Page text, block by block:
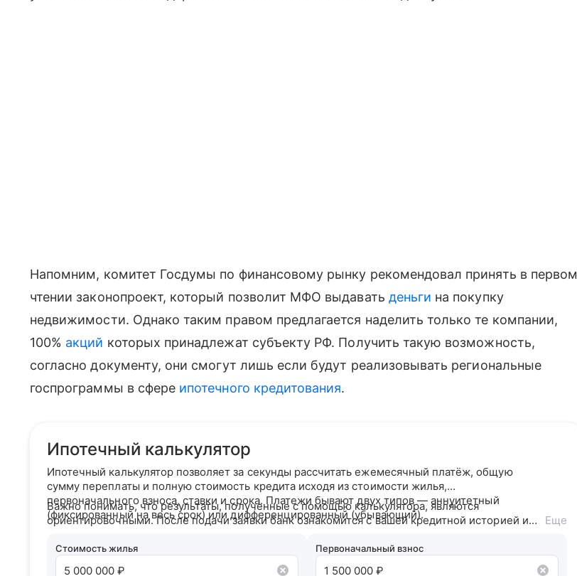
Напомним, комитет Госдумы по финансовому рынку рекомендовал принять в первом
чтении законопроект, который позволит МФО выдавать деньги на покупку
недвижимости. Однако таким правом предлагается наделить только те компании,
100% акций которых принадлежат субъекту РФ. Получить такую возможность,
согласно документу, они смогут лишь если будут реализовывать региональные
госпрограммы в сфере ипотечного кредитования.
Ипотечный калькулятор
Ипотечный калькулятор позволяет за секунды рассчитать ежемесячный платёж, общую
сумму переплаты и полную стоимость кредита исходя из стоимости жилья,
первоначального взноса, ставки и срока. Платежи бывают двух типов — аннуитетный
(фиксированный на весь срок) или дифференцированный (убывающий).
Важно понимать, что результаты, полученные с помощью калькулятора, являются
ориентировочными. После подачи заявки банк ознакомится с вашей кредитной историей и
условия сотрудничества.
Еще
Стоимость жилья Первоначальный взнос